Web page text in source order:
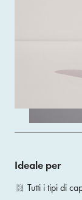
Modella, fissa
fissaggio forte
Ideale per
Tutti i tipi di